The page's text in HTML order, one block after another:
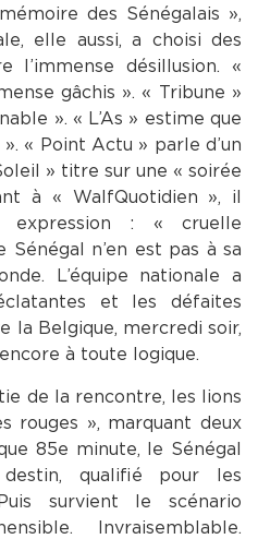
des Sénégalais »,
elle aussi, a choisi des
l’immense désillusion. «
gâchis ». « Tribune »
». « L’As » estime que
« Point Actu » parle d’un
» titre sur une « soirée
à « WalfQuotidien », il
: « cruelle
Sénégal n’en est pas à sa
L’équipe nationale a
et les défaites
la Belgique, mercredi soir,
à toute logique.
de la rencontre, les lions
rouges », marquant deux
85e minute, le Sénégal
qualifié pour les
survient le scénario
Invraisemblable.